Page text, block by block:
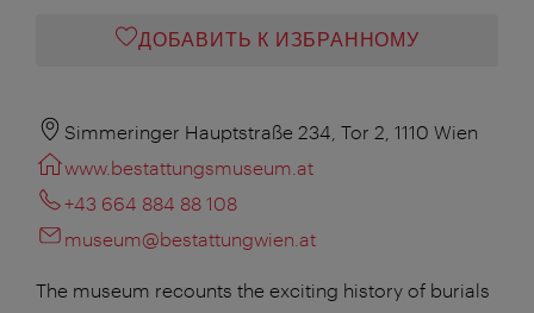
ДОБАВИТЬ К ИЗБРАННОМУ
Simmeringer Hauptstraße 234, Tor 2, 1110 Wien
www.bestattungsmuseum.at
+43 664 884 88 108
museum@bestattungwien.at
The museum recounts the exciting history of burials